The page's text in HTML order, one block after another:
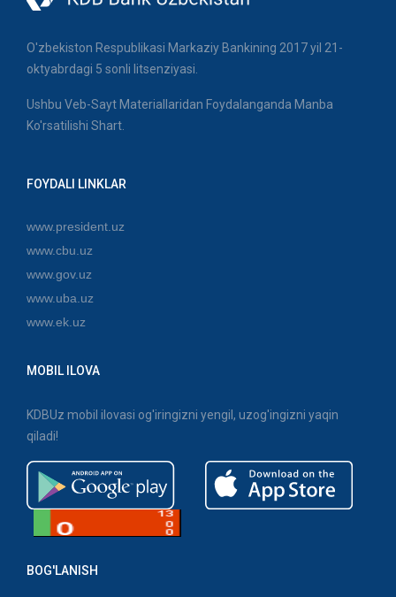
O'zbekiston Respublikasi Markaziy Bankining 2017 yil 21-
oktyabrdagi 5 sonli litsenziyasi.
Ushbu Veb-Sayt Materiallaridan Foydalanganda Manba
Ko'rsatilishi Shart.
FOYDALI LINKLAR
www.president.uz
www.cbu.uz
www.gov.uz
www.uba.uz
www.ek.uz
MOBIL ILOVA
KDBUz mobil ilovasi og'iringizni yengil, uzog'ingizni yaqin
qiladi!
BOG'LANISH